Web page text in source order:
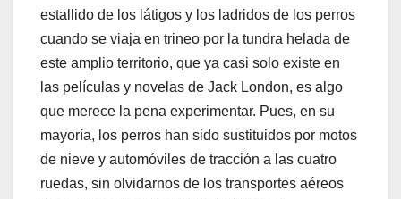
estallido de los látigos y los ladridos de los perros
cuando se viaja en trineo por la tundra helada de
este amplio territorio, que ya casi solo existe en
las películas y novelas de Jack London, es algo
que merece la pena experimentar. Pues, en su
mayoría, los perros han sido sustituidos por motos
de nieve y automóviles de tracción a las cuatro
ruedas, sin olvidarnos de los transportes aéreos